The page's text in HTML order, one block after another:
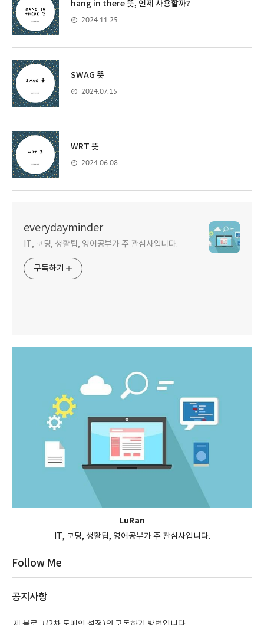
hang in there 뜻, 언제 사용할까?
2024.11.25
SWAG 뜻
2024.07.15
WRT 뜻
2024.06.08
everydayminder
IT, 코딩, 생활팁, 영어공부가 주 관심사입니다.
구독하기
LuRan
IT, 코딩, 생활팁, 영어공부가 주 관심사입니다.
Follow Me
공지사항